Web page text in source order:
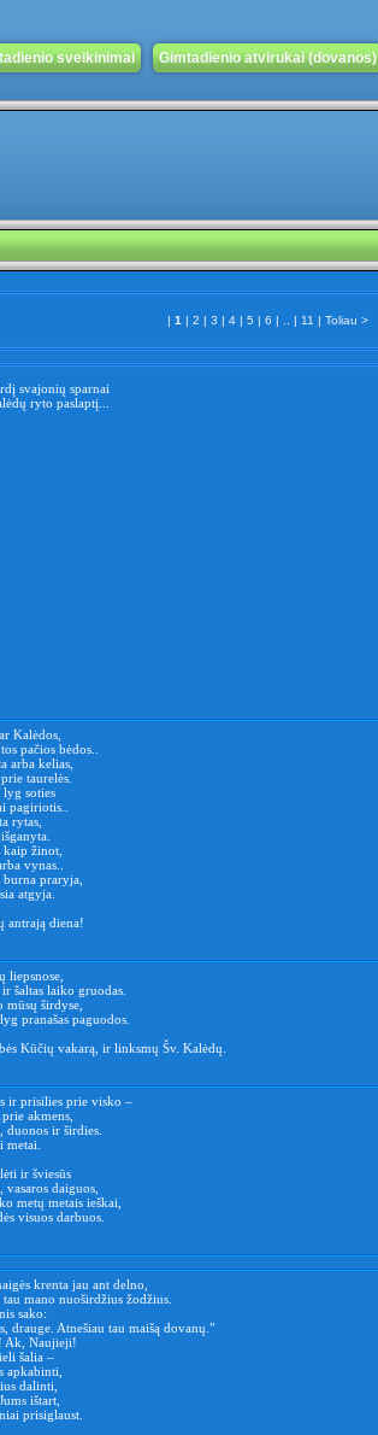
sveikinimai Gimtadienio atvirukai (dovanos)
| 1 | 2 | 3 | 4 | 5 | 6 | .. | 11 | Toliau >
svajonių sparnai
ryto paslaptį...
Kalėdos,
pačios bėdos..
arba kelias,
taurelės.
lyg soties
pagiriotis..
rytas,
kaip žinot,
vynas..
praryja,
atgyja.
antrają diena!
liepsnose,
šaltas laiko gruodas.
širdyse,
pranašas paguodos.
Kūčių vakarą, ir linksmų Šv. Kalėdų.
ir prisilies prie visko –
akmens,
duonos ir širdies.
metai.
ir šviesūs
vasaros daiguos,
metų metais ieškai,
visuos darbuos.
krenta jau ant delno,
tau mano nuoširdžius žodžius.
sako:
drauge. Atnešiau tau maišą dovanų."
Ak, Naujieji!
šalia –
apkabinti,
dalinti,
ištart,
prisiglaust.